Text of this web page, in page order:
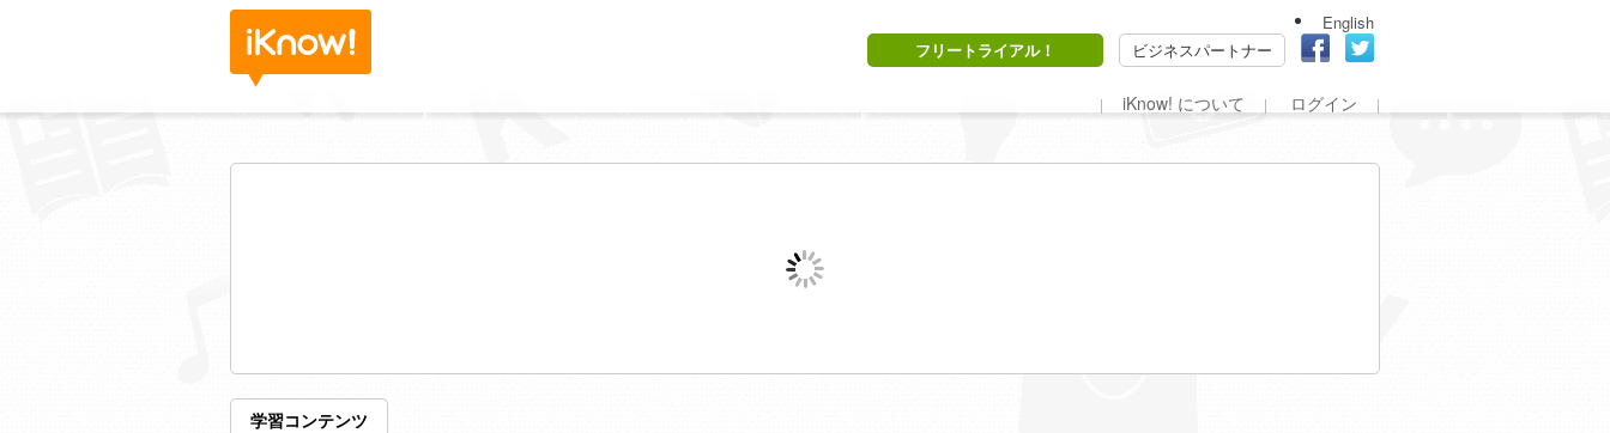
English
フリートライアル！
ビジネスパートナー
iKnow! について ログイン
学習コンテンツ